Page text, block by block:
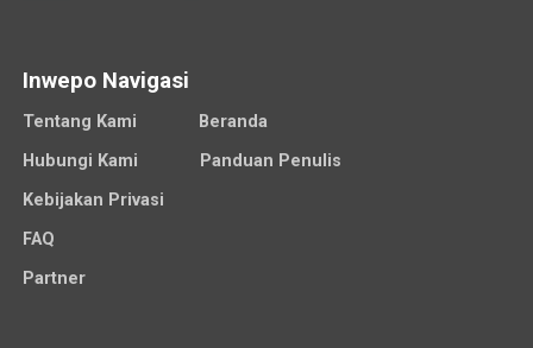
Inwepo Navigasi
Tentang Kami
Beranda
Hubungi Kami
Panduan Penulis
Kebijakan Privasi
FAQ
Partner